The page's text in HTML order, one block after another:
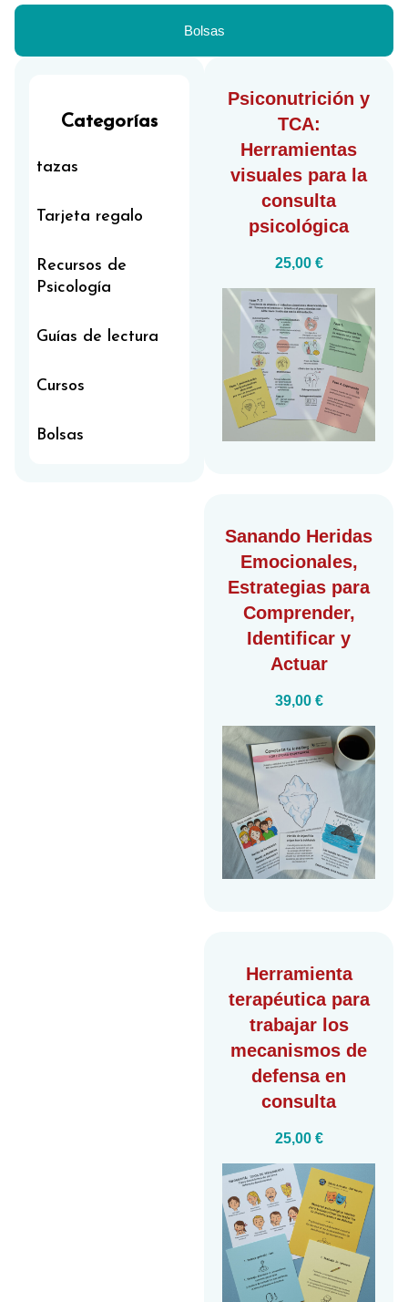
Bolsas
Categorías
tazas
Tarjeta regalo
Recursos de
Psicología
Guías de lectura
Cursos
Bolsas
Psiconutrición y
TCA:
Herramientas
visuales para la
consulta
psicológica
25,00 €
Sanando Heridas
Emocionales,
Estrategias para
Comprender,
Identificar y
Actuar
39,00 €
Herramienta
terapéutica para
trabajar los
mecanismos de
defensaen
consulta
25,00 €